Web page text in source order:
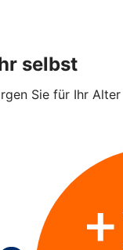
selbst
Sie für Ihr